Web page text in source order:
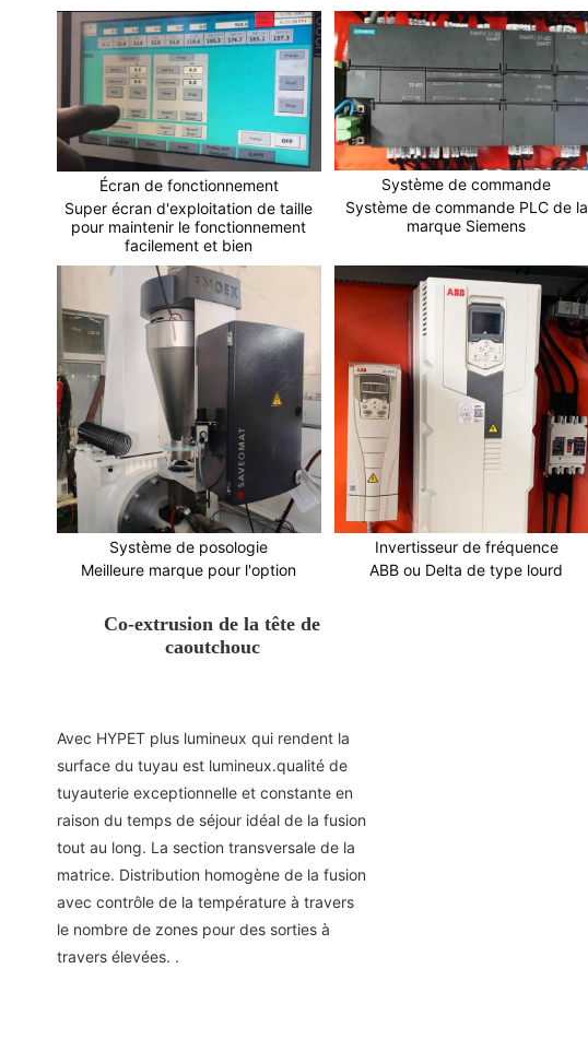
Écran de fonctionnement
Super écran d'exploitation de taille
pour maintenir le fonctionnement
facilement et bien
Système de commande
Système de commande PLC de la
marque Siemens
Système de posologie
Meilleure marque pour l'option
Invertisseur de fréquence
ABB ou Delta de type lourd
Co-extrusion de la tête de
caoutchouc
Avec HYPET plus lumineux qui rendent la
surface du tuyau est lumineux.qualité de
tuyauterie exceptionnelle et constante en
raison du temps de séjour idéal de la fusion
tout au long. La section transversale de la
matrice. Distribution homogène de la fusion
avec contrôle de la température à travers
le nombre de zones pour des sorties à
travers élevées. .